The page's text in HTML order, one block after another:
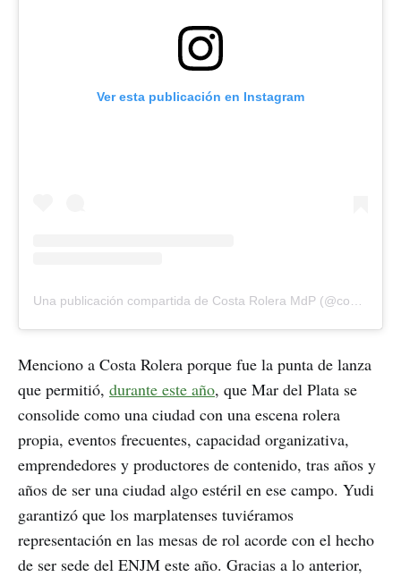
Ver esta publicación en Instagram
Menciono a Costa Rolera porque fue la punta de lanza
que permitió, durante este año, que Mar del Plata se
consolide como una ciudad con una escena rolera
propia, eventos frecuentes, capacidad organizativa,
emprendedores y productores de contenido, tras años y
años de ser una ciudad algo estéril en ese campo. Yudi
garantizó que los marplatenses tuviéramos
representación en las mesas de rol acorde con el hecho
de ser sede del ENJM este año. Gracias a lo anterior,